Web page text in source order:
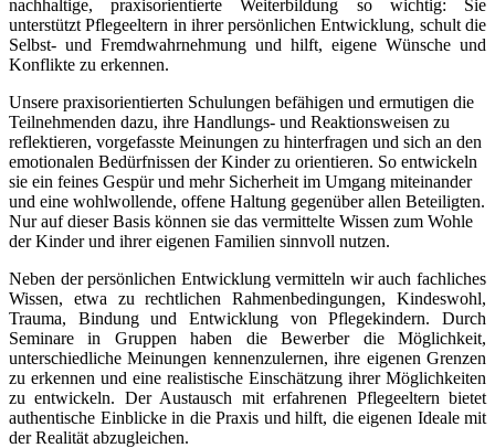
nachhaltige, praxisorientierte Weiterbildung so wichtig: Sie
unterstützt Pflegeeltern in ihrer persönlichen Entwicklung, schult die
Selbst- und Fremdwahrnehmung und hilft, eigene Wünsche und
Konflikte zu erkennen.
Unsere praxisorientierten Schulungen befähigen und ermutigen die
Teilnehmenden dazu, ihre Handlungs- und Reaktionsweisen zu
reflektieren, vorgefasste Meinungen zu hinterfragen und sich an den
emotionalen Bedürfnissen der Kinder zu orientieren. So entwickeln
sie ein feines Gespür und mehr Sicherheit im Umgang miteinander
und eine wohlwollende, offene Haltung gegenüber allen Beteiligten.
Nur auf dieser Basis können sie das vermittelte Wissen zum Wohle
der Kinder und ihrer eigenen Familien sinnvoll nutzen.
Neben der persönlichen Entwicklung vermitteln wir auch fachliches
Wissen, etwa zu rechtlichen Rahmenbedingungen, Kindeswohl,
Trauma, Bindung und Entwicklung von Pflegekindern. Durch
Seminare in Gruppen haben die Bewerber die Möglichkeit,
unterschiedliche Meinungen kennenzulernen, ihre eigenen Grenzen
zu erkennen und eine realistische Einschätzung ihrer Möglichkeiten
zu entwickeln. Der Austausch mit erfahrenen Pflegeeltern bietet
authentische Einblicke in die Praxis und hilft, die eigenen Ideale mit
der Realität abzugleichen.